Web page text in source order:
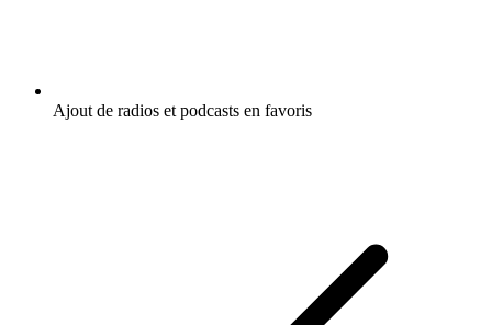
Ajout de radios et podcasts en favoris